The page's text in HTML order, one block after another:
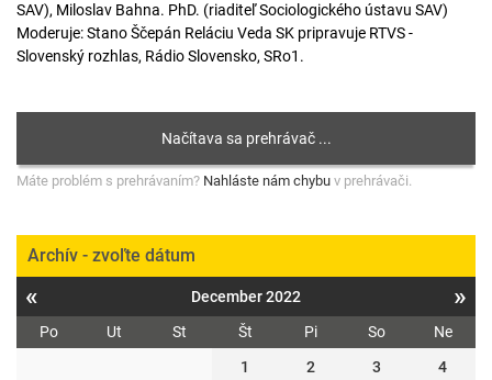
SAV), Miloslav Bahna. PhD. (riaditeľ Sociologického ústavu SAV)
Moderuje: Stano Ščepán Reláciu Veda SK pripravuje RTVS -
Slovenský rozhlas, Rádio Slovensko, SRo1.
Máte problém s prehrávaním? Nahláste nám chybu v prehrávači.
Archív - zvoľte dátum
« December 2022 »
Po Ut St Št Pi So
Ne
1
2 3 4